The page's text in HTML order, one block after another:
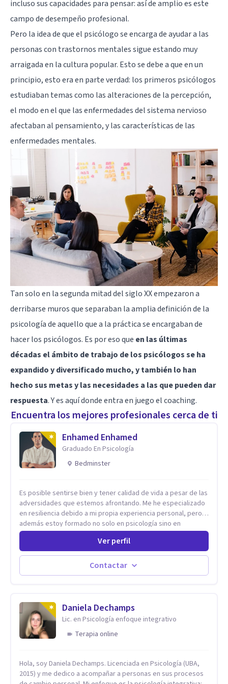
incluso sus capacidades para pensar: así de amplio es este
campo de desempeño profesional.
Pero la idea de que el psicólogo se encarga de ayudar a las
personas con trastornos mentales sigue estando muy
arraigada en la cultura popular. Esto se debe a que en un
principio, esto era en parte verdad: los primeros psicólogos
estudiaban temas como las alteraciones de la percepción,
el modo en el que las enfermedades del sistema nervioso
afectaban al pensamiento, y las características de las
enfermedades mentales.
Tan solo en la segunda mitad del siglo XX empezaron a
derribarse muros que separaban la amplia definición de la
psicología de aquello que a la práctica se encargaban de
hacer los psicólogos. Es por eso que en las últimas
décadas el ámbito de trabajo de los psicólogos se ha
expandido y diversificado mucho, y también lo han
hecho sus metas y las necesidades a las que pueden dar
respuesta. Y es aquí donde entra en juego el coaching.
Encuentra los mejores profesionales cerca de ti
Enhamed Enhamed
Graduado En Psicología
Bedminster
Es posible sentirse bien y tener calidad de vida a pesar de las
adversidades que estemos afrontando. Me he especializado
en resiliencia debido a mi propia experiencia personal, pero
además estoy formado no solo en psicología sino en
coaching y técnicas de alto impacto centradas en: depresión,
ansiedad y terapia de parejas. Sé que con el plan correcto y
el acompañamiento adecuado todo el mundo puede observar
cambios en menos de 5 sesiones. Mi experiencia profesional
me ha demostrado que no importan las dificultades sino las
Ver perfil
Contactar
Daniela Dechamps
Lic. en Psicología enfoque integrativo
Terapia online
Hola, soy Daniela Dechamps. Licenciada en Psicología (UBA,
2015) y me dedico a acompañar a personas en sus procesos